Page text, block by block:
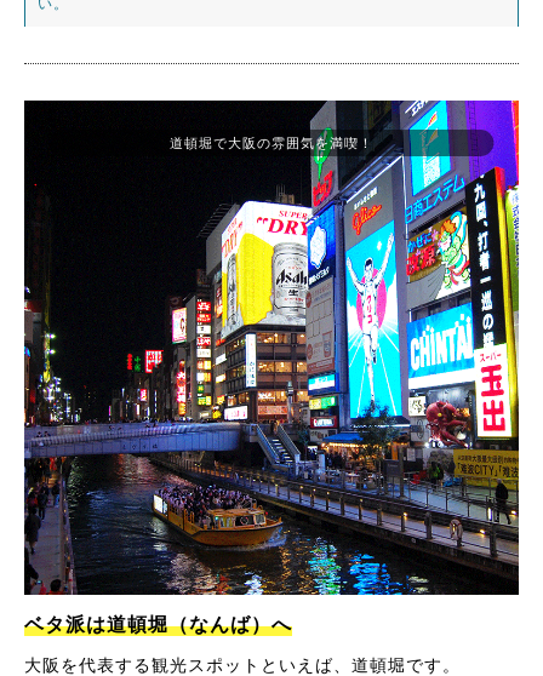
い。
道頓堀で大阪の雰囲気を満喫！
ベタ派は道頓堀（なんば）へ
大阪を代表する観光スポットといえば、道頓堀です。